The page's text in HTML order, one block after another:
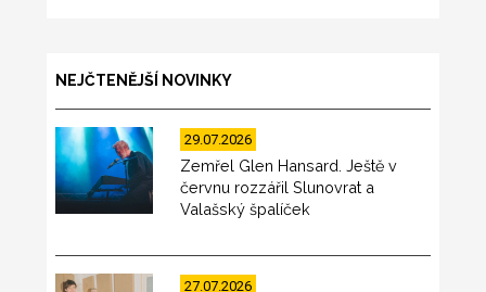
NEJČTENĚJŠÍ NOVINKY
29.07.2026
Zemřel Glen Hansard. Ještě v
červnu rozzářil Slunovrat a
Valašský špalíček
27.07.2026